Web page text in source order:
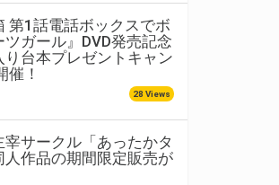
第1話電話ボックスでボ
ツガール』DVD発売記念
り台本プレゼントキャン
催！
28 Views
宰サークル「あったかタ
人作品の期間限定販売が